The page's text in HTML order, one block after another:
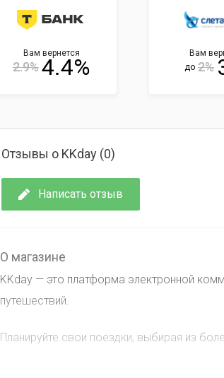
Вам вернется
2.9% 4.4%
Вам
до 2%
Отзывы о KKday (0)
Написать отзыв
О магазине
KKday — это платформа электронной
путешествий.
Планируйте свои поездки, выбирая из